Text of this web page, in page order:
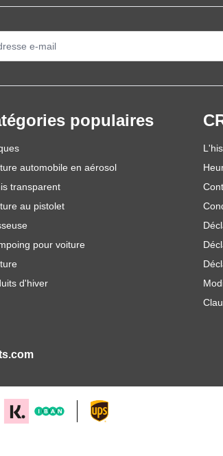
populaires
automobile en aérosol
transparent
au pistolet
pour voiture
d'hiver